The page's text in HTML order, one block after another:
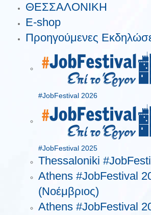
ΘΕΣΣΑΛΟΝΙΚΗ
E-shop
Προηγούμενες
#JobFestival 2026
#JobFestival 2025
Thessaloniki
Athens #JobFestival
(Νοέμβριος)
Athens #JobFestival